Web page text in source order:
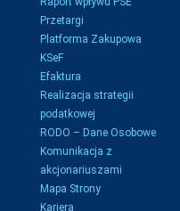
Przetargi
Platforma Zakupowa
KSeF
Efaktura
Realizacja strategii
podatkowej
RODO – Dane Osobowe
Komunikacja z
akcjonariuszami
Mapa Strony
Kariera